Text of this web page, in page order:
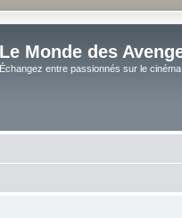
Le Monde des
Échangez entre passionnés sur le